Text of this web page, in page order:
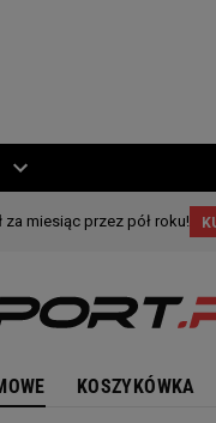
KOSZYKÓWKA